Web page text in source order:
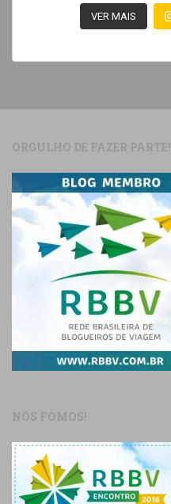
VER MAIS
ORGULHO DE FAZER PARTE!
NÓS FOMOS!